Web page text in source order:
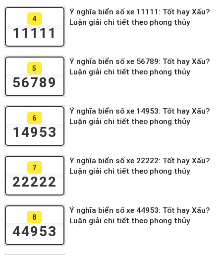
4
11111
Ý nghĩa biển số xe 11111: Tốt hay Xấu?
Luận giải chi tiết theo phong thủy
5
56789
Ý nghĩa biển số xe 56789: Tốt hay Xấu?
Luận giải chi tiết theo phong thủy
6
14953
Ý nghĩa biển số xe 14953: Tốt hay Xấu?
Luận giải chi tiết theo phong thủy
7
22222
Ý nghĩa biển số xe 22222: Tốt hay Xấu?
Luận giải chi tiết theo phong thủy
8
44953
Ý nghĩa biển số xe 44953: Tốt hay Xấu?
Luận giải chi tiết theo phong thủy